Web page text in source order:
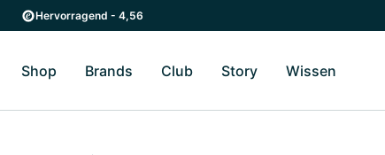
Zum Hauptinhalt springen
Zur Hauptnavigation springen
Hervorragend - 4,56
Shop Zum Untermenü Shop umschalten
Brands Zum Untermenü Brands umschalten
Club Zum Untermenü Club umschalten
Story Zum Untermenü Story
Wissen Zum